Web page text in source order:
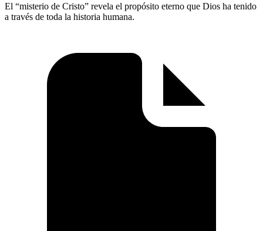
El “misterio de Cristo” revela el propósito eterno que Dios ha tenido
a través de toda la historia humana.